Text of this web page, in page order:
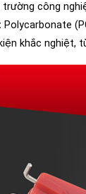
công
Polycarbonate
khắc